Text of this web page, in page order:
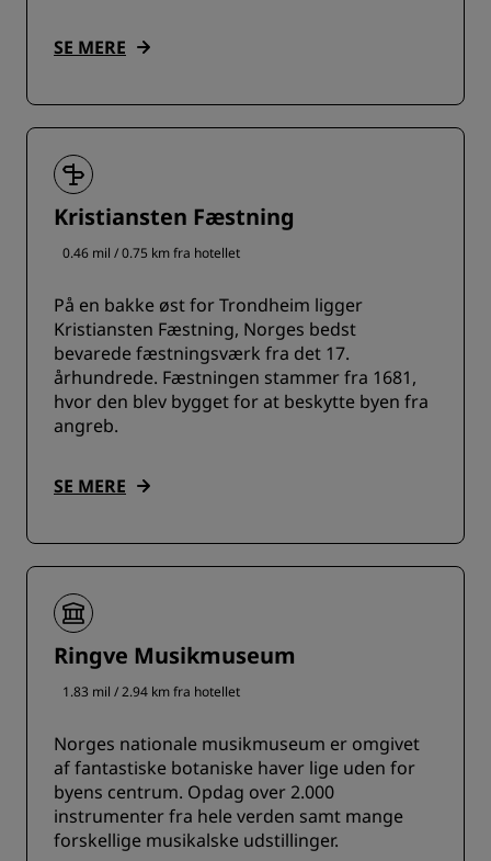
SE MERE
Kristiansten Fæstning
0.46 mil / 0.75 km fra hotellet
På en bakke øst for Trondheim ligger
Kristiansten Fæstning, Norges bedst
bevarede fæstningsværk fra det 17.
århundrede. Fæstningen stammer fra 1681,
hvor den blev bygget for at beskytte byen fra
angreb.
SE MERE
Ringve Musikmuseum
1.83 mil / 2.94 km fra hotellet
Norges nationale musikmuseum er omgivet
af fantastiske botaniske haver lige uden for
byens centrum. Opdag over 2.000
instrumenter fra hele verden samt mange
forskellige musikalske udstillinger.